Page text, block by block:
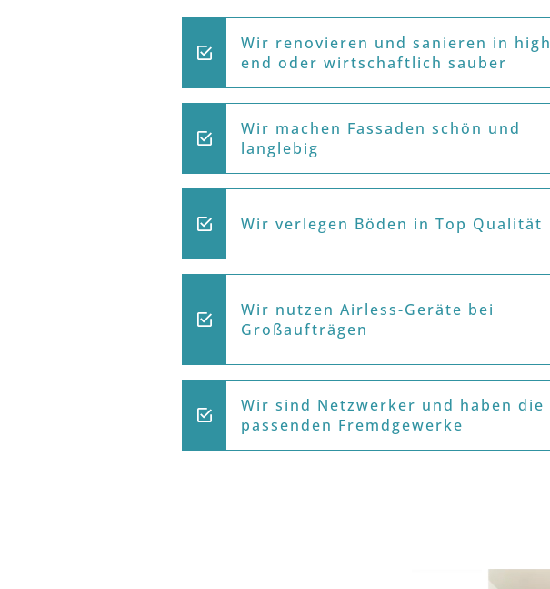
Wir renovieren und sanieren in high
end oder wirtschaftlich sauber
Wir machen Fassaden schön und
langlebig
Wir verlegen Böden in Top Qualität
Wir nutzen Airless-Geräte bei
Großaufträgen
Wir sind Netzwerker und haben die
passenden Fremdgewerke